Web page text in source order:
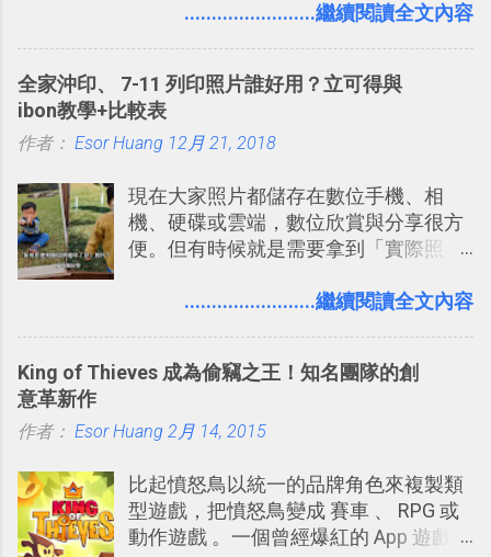
事可以從聊天中記錄重點。 3. 「 有彈性
的軟體則讓同事可以在任何地方和公司
保持聯繫。 如果你需要中文版的同類平
台，可以參考： JANDI 高效率團隊通訊
戶 。 2017/3 新增 ： Sortd for Slack：
改造 Slack 討論串介面變成專案任務排
程看板
入的來聊聊 Google 的「我的地圖」服
線，對商務需求來說可以打造出一張一
張資料地圖（例如我之前在製作一本新
書時建立的「 台灣推薦空拍地點地圖
規劃自助旅行路線！ Google 「我的地
圖」在規劃自助旅行路線時可以解決許
多問題： 國外地點名稱地址常常難懂，
稱。 在規劃路線之外，自訂地圖還能補
時帶來好心情，二方面事後就是最好的
享合作，讓彼此都能在手機上查看這次
........................繼續閱讀全文內容
全家沖印、 7-11 列印照片誰好用？立可得與
ibon教學+比較表
作者： Esor Huang 12月 21, 2018
現在大家照片都儲存在數位手機、相
機、硬碟或雲端，數位欣賞與分享很方
便。但有時候就是需要拿到「實際照
要製作家庭相框 用照片來當小禮物 把照
片？而且最好能不花時間、立即拿到、
（或是沒有好的印表機），又不想跑照
提供了印照片的服務 ，而且價格不貴，
可以立即拿到，操作流程也十分簡單。
之前我在電腦玩物分享過：「 不需買印
........................繼續閱讀全文內容
King of Thieves 成為偷竊之王！知名團隊的創
意革新作
作者： Esor Huang 2月 14, 2015
比起憤怒鳥以統一的品牌角色來複製類
型遊戲，把憤怒鳥變成 賽車 、 RPG 或
動作遊戲 。一個曾經爆紅的 App 遊戲開